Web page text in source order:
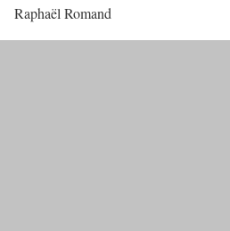
Raphaël Romand